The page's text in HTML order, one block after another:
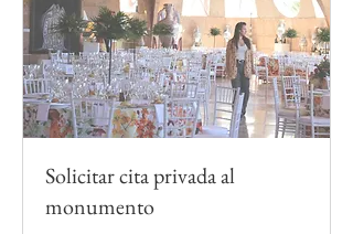
Solicitar cita privada al
monumento